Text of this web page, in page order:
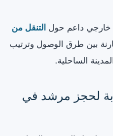
خارجي داعم حول التنقل من
بين طرق الوصول وترتيب
الساحلية.
لحجز مرشد في